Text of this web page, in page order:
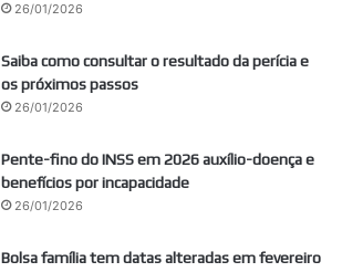
26/01/2026
Saiba como consultar o resultado da perícia e
os próximos passos
26/01/2026
Pente-fino do INSS em 2026 auxílio-doença e
benefícios por incapacidade
26/01/2026
Bolsa família tem datas alteradas em fevereiro